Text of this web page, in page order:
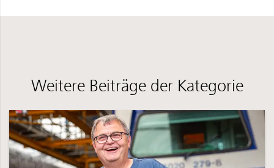
Weitere Beiträge der Kategorie